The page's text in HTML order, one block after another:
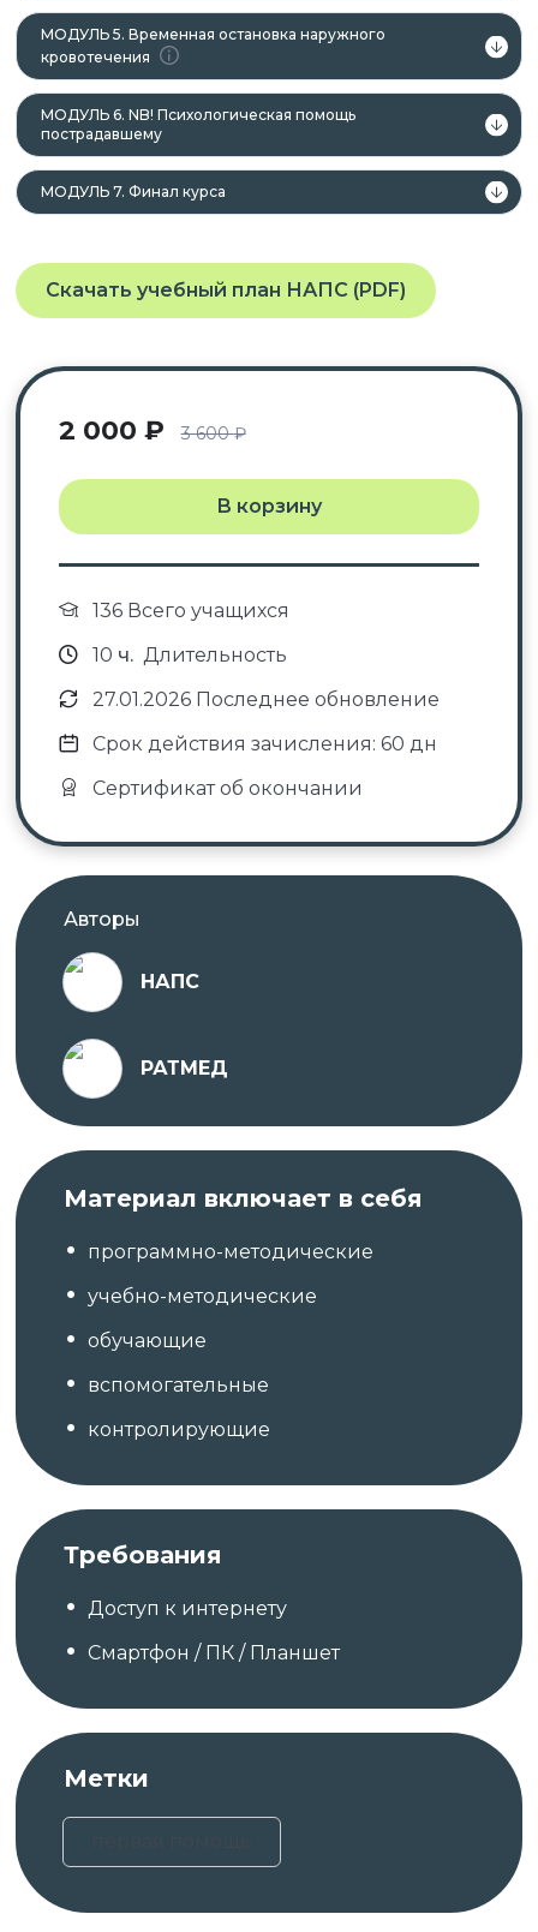
МОДУЛЬ 5. Временная остановка наружного
кровотечения
МОДУЛЬ 6. NB! Психологическая помощь
пострадавшему
МОДУЛЬ 7. Финал курса
Скачать учебный план НАПС (PDF)
2 000 ₽ 3 600₽
В корзину
136 Всего учащихся
10 ч. Длительность
27.01.2026 Последнее обновление
Срок действия зачисления: 60 дн
Сертификат об окончании
Авторы
НАПС
РАТМЕД
Материал включает в себя
программно-методические
учебно-методические
обучающие
вспомогательные
контролирующие
Требования
Доступ к интернету
Смартфон / ПК / Планшет
Метки